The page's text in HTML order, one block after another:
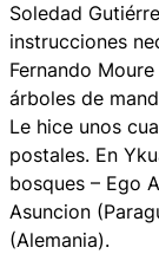
Soledad
instrucciones
Fernando
árboles de
Le hice unos
postales. En
bosques – Ego
Asuncion
(Alemania).